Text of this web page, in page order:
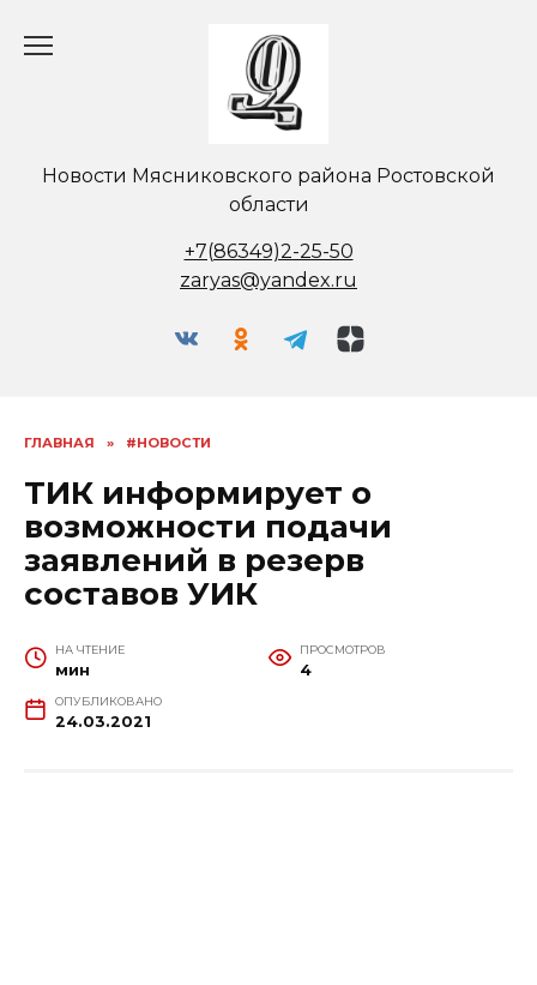
Новости Мясниковского района Ростовской
области
+7(86349)2-25-50
zaryas@yandex.ru
ГЛАВНАЯ » #НОВОСТИ
ТИК информирует о
возможности подачи
заявлений в резерв
составов УИК
НА ЧТЕНИЕ
мин
ПРОСМОТРОВ
4
ОПУБЛИКОВАНО
24.03.2021